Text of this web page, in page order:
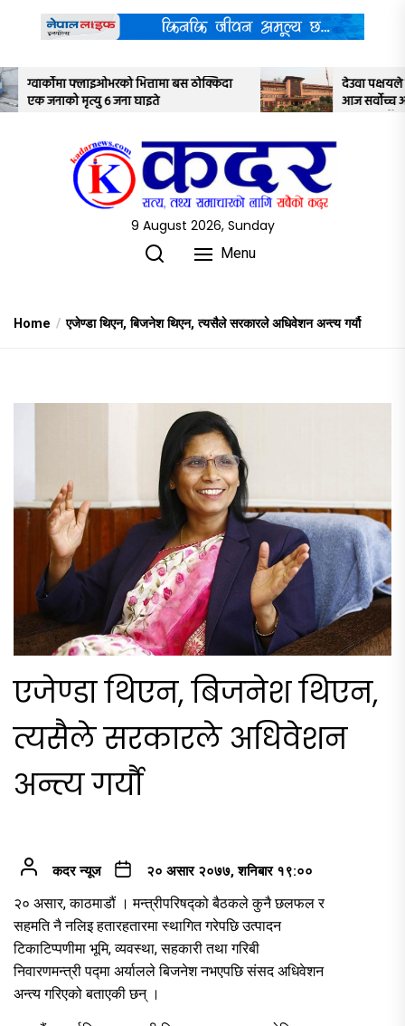
content
ठोक्किदा
देउवा पक्षयले दिएकोे पुनरावलोकन निवेदनमाथि
आज सर्वोच्च अदालतका तीन न्यायाधीशले
9 August 2026, Sunday
Menu
Home एजेण्डा थिएन, बिजनेश थिएन, त्यसैले सरकारले अधिवेशन अन्त्य गर्यौ
एजेण्डा थिएन, बिजनेश थिएन,
त्यसैले सरकारले अधिवेशन
अन्त्य गर्यौ
कदर न्यूज २० असार २०७७, शनिबार १९:००
२० असार, काठमाडौं । मन्त्रीपरिषद्को बैठकले कुनै छलफल र
सहमति नै नलिइ हतारहतारमा स्थागित गरेपछि उत्पादन
टिकाटिप्पणीमा भूमि, व्यवस्था, सहकारी तथा गरिबी
निवारणमन्त्री पद्मा अर्यालले बिजनेश नभएपछि संसद अधिवेशन
अन्त्य गरिएको बताएकी छन् ।